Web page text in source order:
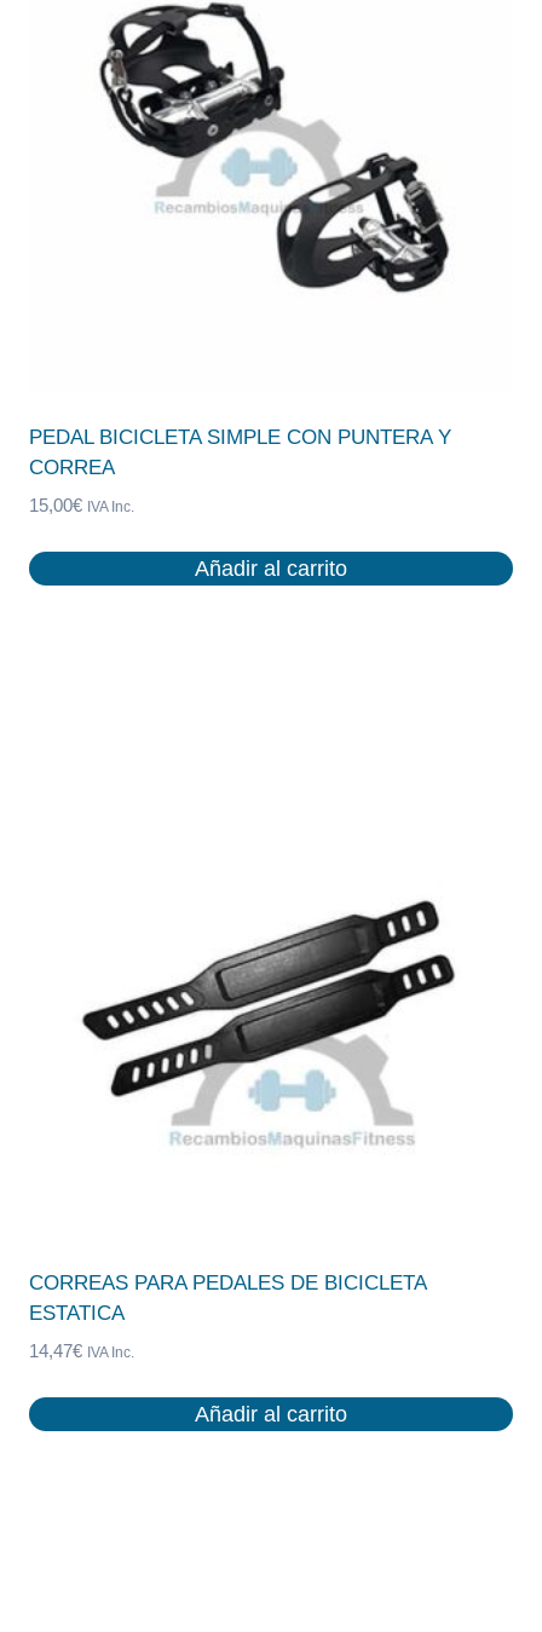
PEDAL BICICLETA SIMPLE CON PUNTERA Y
CORREA
15,00€ IVA Inc.
Añadir al carrito
CORREAS PARA PEDALES DE BICICLETA
ESTATICA
14,47€ IVA Inc.
Añadir al carrito